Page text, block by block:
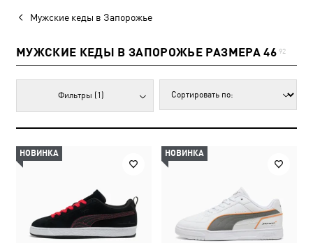
Мужские кеды в Запорожье
МУЖСКИЕ КЕДЫ В ЗАПОРОЖЬЕ РАЗМЕРА 46 92
Фильтры (1)
НОВИНКА НОВИНКА